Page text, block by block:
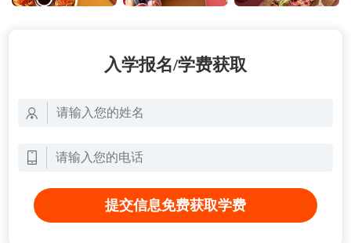
入学报名/学费获取
提交信息免费获取学费